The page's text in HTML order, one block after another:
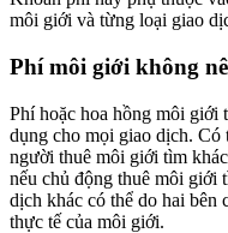
môi giới và từng loại giao
Phí môi giới không
Phí hoặc hoa hồng môi giới
dụng cho mọi giao dịch. Có
người thuê môi giới tìm
nếu chủ động thuê môi giới
dịch khác có thể do hai bên
thực tế của môi giới.